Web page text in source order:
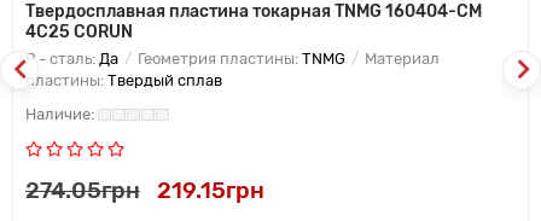
Твердосплавная пластина токарная TNMG 160404-CM
4C25 CORUN
P - сталь: Да Геометрия пластины: TNMG
Материал
пластины: Твердый сплав
274.05грн 219.15грн